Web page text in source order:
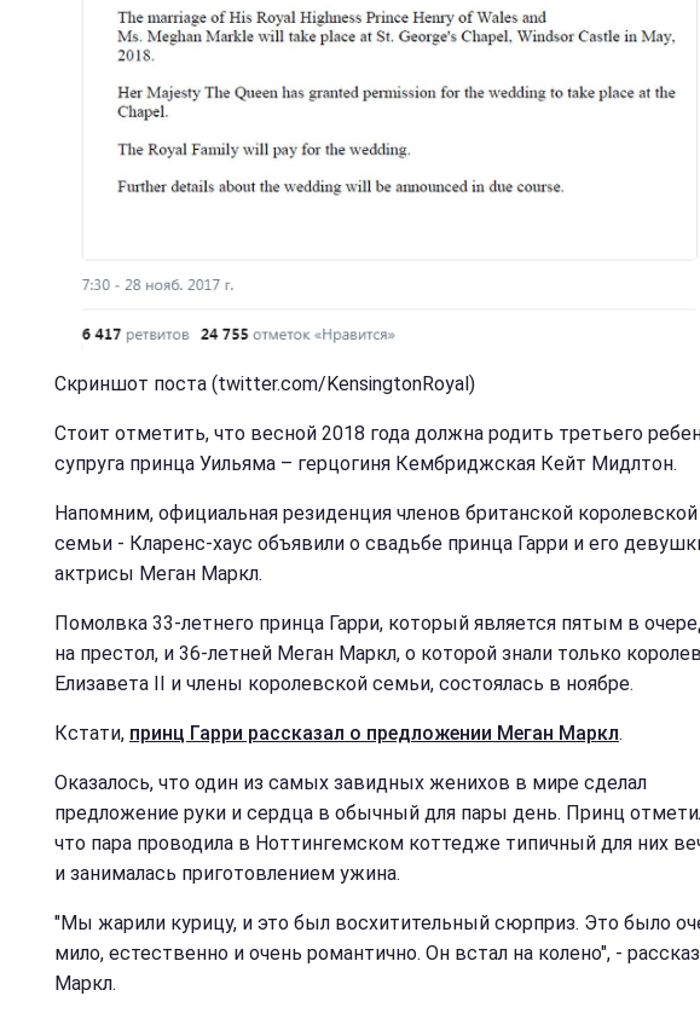
Скриншот поста (twitter.com/KensingtonRoyal)
Стоит отметить, что весной 2018 года должна родить третьего
супруга принца Уильяма – герцогиня Кембриджская Кейт Мидлтон.
Напомним, официальная резиденция членов британской королевской
семьи - Кларенс-хаус объявили о свадьбе принца Гарри и его
актрисы Меган Маркл.
Помолвка 33-летнего принца Гарри, который является пятым в
на престол, и 36-летней Меган Маркл, о которой знали только
Елизавета II и члены королевской семьи, состоялась в ноябре.
Кстати, принц Гарри рассказал о предложении Меган Маркл.
Оказалось, что один из самых завидных женихов в мире сделал
предложение руки и сердца в обычный для пары день. Принц
что пара проводила в Ноттингемском коттедже типичный для них
и занималась приготовлением ужина.
"Мы жарили курицу, и это был восхитительный сюрприз. Это было
мило, естественно и очень романтично. Он встал на колено", -
Маркл.